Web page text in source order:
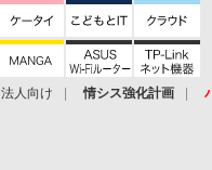
法人向け 情シス強化計画